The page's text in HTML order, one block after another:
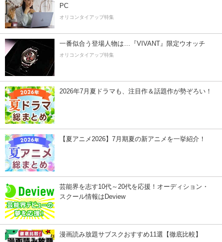
PC
オリコンタイアップ特集
一番似合う登場人物は…『VIVANT』限定ウオッチ
オリコンタイアップ特集
2026年7月夏ドラマも、注目作＆話題作が勢ぞろい！
【夏アニメ2026】7月期夏の新アニメを一挙紹介！
芸能界を志す10代～20代を応援！オーディション・
スクール情報はDeview
漫画読み放題サブスクおすすめ11選【徹底比較】